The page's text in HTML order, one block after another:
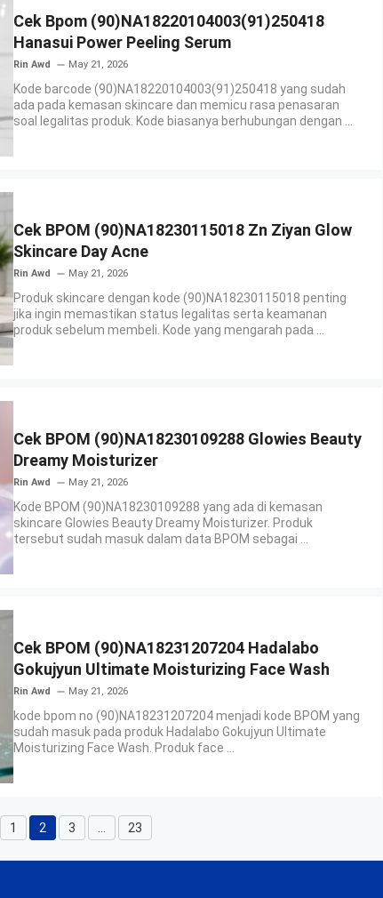
Cek Bpom (90)NA18220104003(91)250418
Hanasui Power Peeling Serum
Rin Awd May 21, 2026
Kode barcode (90)NA18220104003(91)250418 yang sudah
ada pada kemasan skincare dan memicu rasa penasaran
soal legalitas produk. Kode biasanya berhubungan dengan ...
Cek BPOM (90)NA18230115018 Zn Ziyan Glow
Skincare Day Acne
Rin Awd May 21, 2026
Produk skincare dengan kode (90)NA18230115018 penting
jika ingin memastikan status legalitas serta keamanan
produk sebelum membeli. Kode yang mengarah pada ...
Cek BPOM (90)NA18230109288 Glowies Beauty
Dreamy Moisturizer
Rin Awd May 21, 2026
Kode BPOM (90)NA18230109288 yang ada di kemasan
skincare Glowies Beauty Dreamy Moisturizer. Produk
tersebut sudah masuk dalam data BPOM sebagai ...
Cek BPOM (90)NA18231207204 Hadalabo
Gokujyun Ultimate Moisturizing Face Wash
Rin Awd May 21, 2026
kode bpom no (90)NA18231207204 menjadi kode BPOM yang
sudah masuk pada produk Hadalabo Gokujyun Ultimate
Moisturizing Face Wash. Produk face ...
Page
1 Page
2 Page
3 Page
23